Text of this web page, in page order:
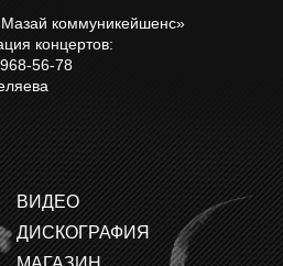
коммуникейшенс»
концертов:
56-78
ВИДЕО
ДИСКОГРАФИЯ